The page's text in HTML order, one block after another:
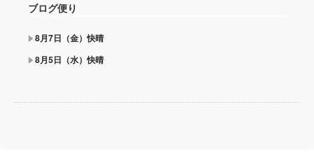
ブログ便り
8月7日（金）快晴
8月5日（水）快晴